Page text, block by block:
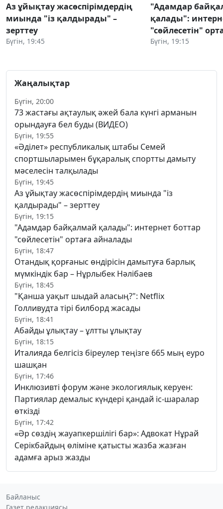
Аз ұйықтау жасөспірімдердің
миында "із қалдырады" –
зерттеу
Бүгін, 19:45
"Адамдар
қалады":
"сөйлесетін"
Бүгін, 19:15
Жаңалықтар
Бүгін, 20:00
73 жастағы ақтаулық әжей бала күнгі арманын
орындауға бел буды (ВИДЕО)
Бүгін, 19:55
«Әділет» республикалық штабы Семей
спортшыларымен бұқаралық спортты дамыту
мәселесін талқылады
Бүгін, 19:45
Аз ұйықтау жасөспірімдердің миында "із
қалдырады" – зерттеу
Бүгін, 19:15
"Адамдар байқалмай қалады": интернет боттар
"сөйлесетін" ортаға айналады
Бүгін, 18:47
Отандық қорғаныс өндірісін дамытуға барлық
мүмкіндік бар – Нұрлыбек Нәлібаев
Бүгін, 18:45
"Қанша уақыт шыдай аласың?": Netflix
Голливудта тірі билборд жасады
Бүгін, 18:41
Абайды ұлықтау – ұлтты ұлықтау
Бүгін, 18:15
Италияда белгісіз біреулер теңізге 665 мың еуро
шашқан
Бүгін, 17:46
Инклюзивті форум және экологиялық керуен:
Партиялар демалыс күндері қандай іс-шаралар
өткізді
Бүгін, 17:42
«Әр сөздің жауапкершілігі бар»: Адвокат Нұрай
Серікбайдың өліміне қатысты жазба жазған
адамға арыз жазды
Байланыс
Газет редакциясы